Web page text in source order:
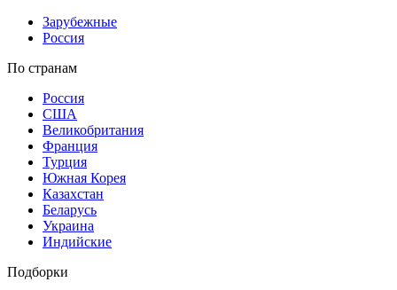
Зарубежные
Россия
По странам
Россия
США
Великобритания
Франция
Турция
Южная Корея
Казахстан
Беларусь
Украина
Индийские
Подборки